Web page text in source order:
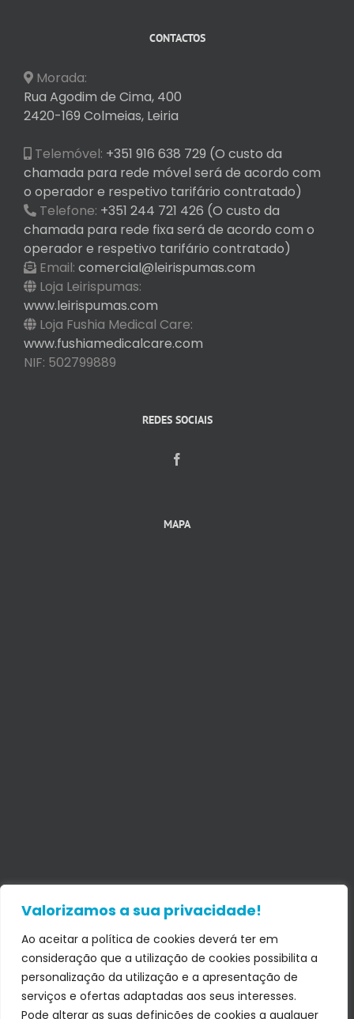
Valorizamos a sua privacidade!
Ao aceitar a política de cookies deverá ter em
consideração que a utilização de cookies possibilita a
personalização da utilização e a apresentação de
serviços e ofertas adaptadas aos seus interesses.
Pode alterar as suas definições de cookies a qualquer
CONTACTOS
Morada:
Rua Agodim de Cima, 400
2420-169 Colmeias, Leiria
Telemóvel: +351 916 638 729 (O custo da
chamada para rede móvel será de acordo com
o operador e respetivo tarifário contratado)
Telefone: +351 244 721 426 (O custo da
chamada para rede fixa será de acordo com o
operador e respetivo tarifário contratado)
Email: comercial@leirispumas.com
Loja Leirispumas:
www.leirispumas.com
Loja Fushia Medical Care:
www.fushiamedicalcare.com
NIF: 502799889
REDES SOCIAIS
MAPA